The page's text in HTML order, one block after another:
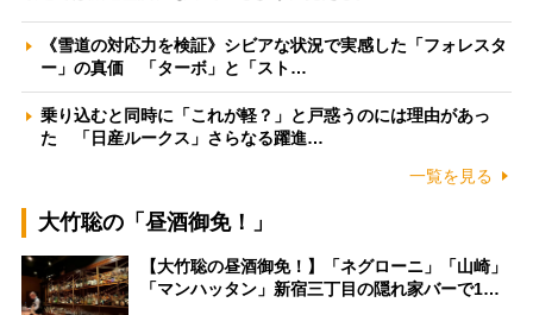
《雪道の対応力を検証》シビアな状況で実感した「フォレスタ
ー」の真価 「ターボ」と「スト…
乗り込むと同時に「これが軽？」と戸惑うのには理由があっ
た 「日産ルークス」さらなる躍進…
一覧を見る
大竹聡の「昼酒御免！」
【大竹聡の昼酒御免！】「ネグローニ」「山崎」
「マンハッタン」新宿三丁目の隠れ家バーで1…